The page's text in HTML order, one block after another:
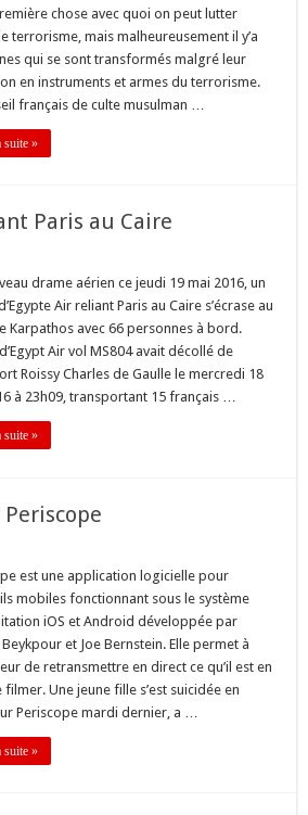
chose avec quoi on peut lutter
terrorisme, mais malheureusement il y’a
qui se sont transformés malgré leur
en instruments et armes du terrorisme.
français de culte musulman …
suite »
Paris au Caire
drame aérien ce jeudi 19 mai 2016, un
Air reliant Paris au Caire s’écrase au
Karpathos avec 66 personnes à bord.
d’Egypt Air vol MS804 avait décollé de
Roissy Charles de Gaulle le mercredi 18
à 23h09, transportant 15 français …
suite »
est une application logicielle pour
mobiles fonctionnant sous le système
iOS et Android développée par
et Joe Bernstein. Elle permet à
de retransmettre en direct ce qu’il est en
filmer. Une jeune fille s’est suicidée en
Periscope mardi dernier, a …
suite »